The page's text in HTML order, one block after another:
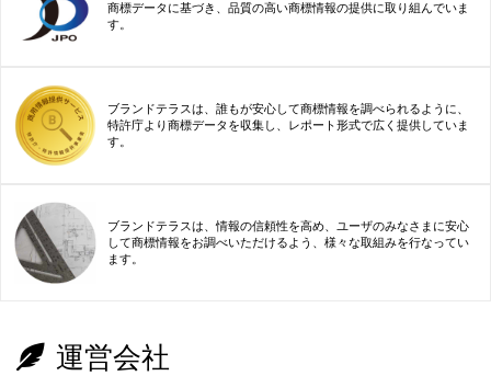
商標データに基づき、品質の高い商標情報の提供に取り組んでいま
す。
ブランドテラスは、誰もが安心して商標情報を調べられるように、
特許庁より商標データを収集し、レポート形式で広く提供していま
す。
ブランドテラスは、情報の信頼性を高め、ユーザのみなさまに安心
して商標情報をお調べいただけるよう、様々な取組みを行なってい
ます。
運営会社